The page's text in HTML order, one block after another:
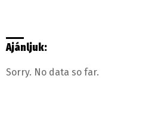
Ajánljuk:
Sorry. No data so far.